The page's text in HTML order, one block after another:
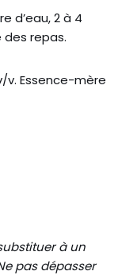
d’eau, 2 à 4
repas.
v. Essence-mère
à un
pas dépasser